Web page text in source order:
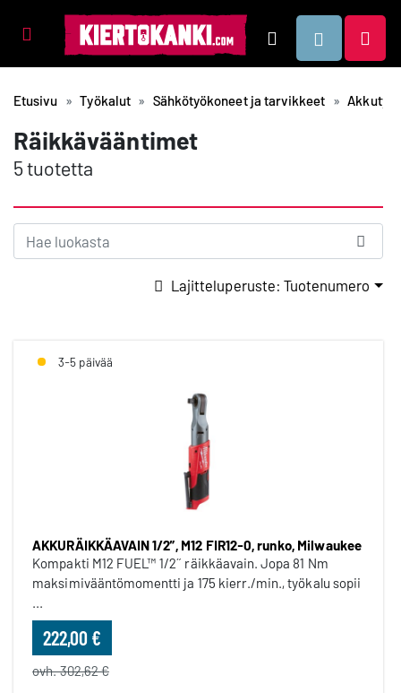
Tuotealueet Hae
Etusivu Työkalut Sähkötyökoneet ja tarvikkeet
Räikkävääntimet
5 tuotetta
Lajitteluperuste: Tuotenumero
3-5 päivää
AKKURÄIKKÄAVAIN 1/2”, M12 FIR12-0, runko, Milwaukee
Kompakti M12 FUEL™ 1/2˝ räikkäavain. Jopa 81 Nm
maksimivääntömomentti ja 175 kierr./min., työkalu sopii
...
222,00 €
ovh. 302,62 €